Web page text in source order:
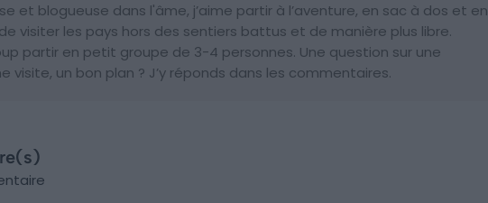
et blogueuse dans l'âme, j’aime partir à l’aventure, en sac à dos et en
visiter les pays hors des sentiers battus et de manière plus libre.
partir en petit groupe de 3-4 personnes. Une question sur une
visite, un bon plan ? J’y réponds dans les commentaires.